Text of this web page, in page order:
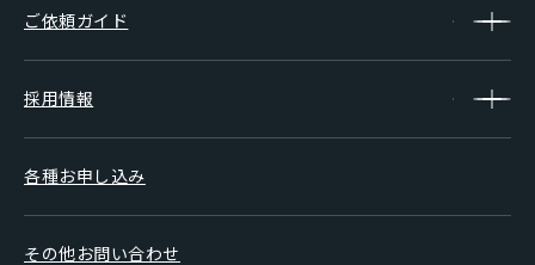
ご依頼ガイド
採用情報
各種お申し込み
その他お問い合わせ